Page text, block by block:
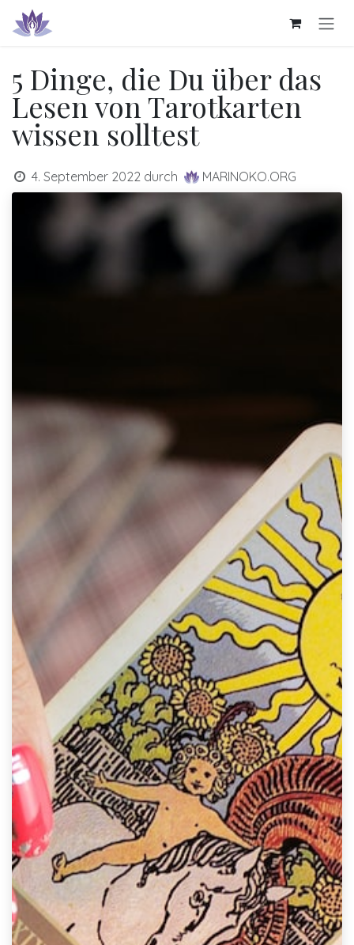
Zum Inhalt springen
5 Dinge, die Du über das
Lesen von Tarotkarten
wissen solltest
4. September 2022 durch MARINOKO.ORG